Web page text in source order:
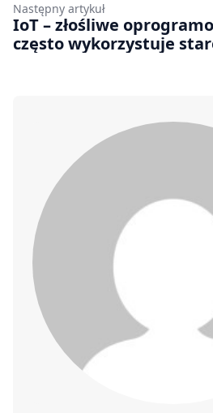
Następny artykuł
IoT – złośliwe
często wykorzystuje